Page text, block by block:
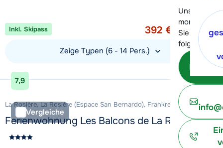
Unser
momentan
Sie können
folgenden
1 Woche ab
392 € Pro Person
Inkl. Skipass
Zeige Typen (6 - 14 Pers.)
Unterkunft ansehen
7,9
Vergleiche
La Rosière, La Rosière (Espace San Bernardo), Frankreich
Ferienwohnung Les Balcons de La Rosière